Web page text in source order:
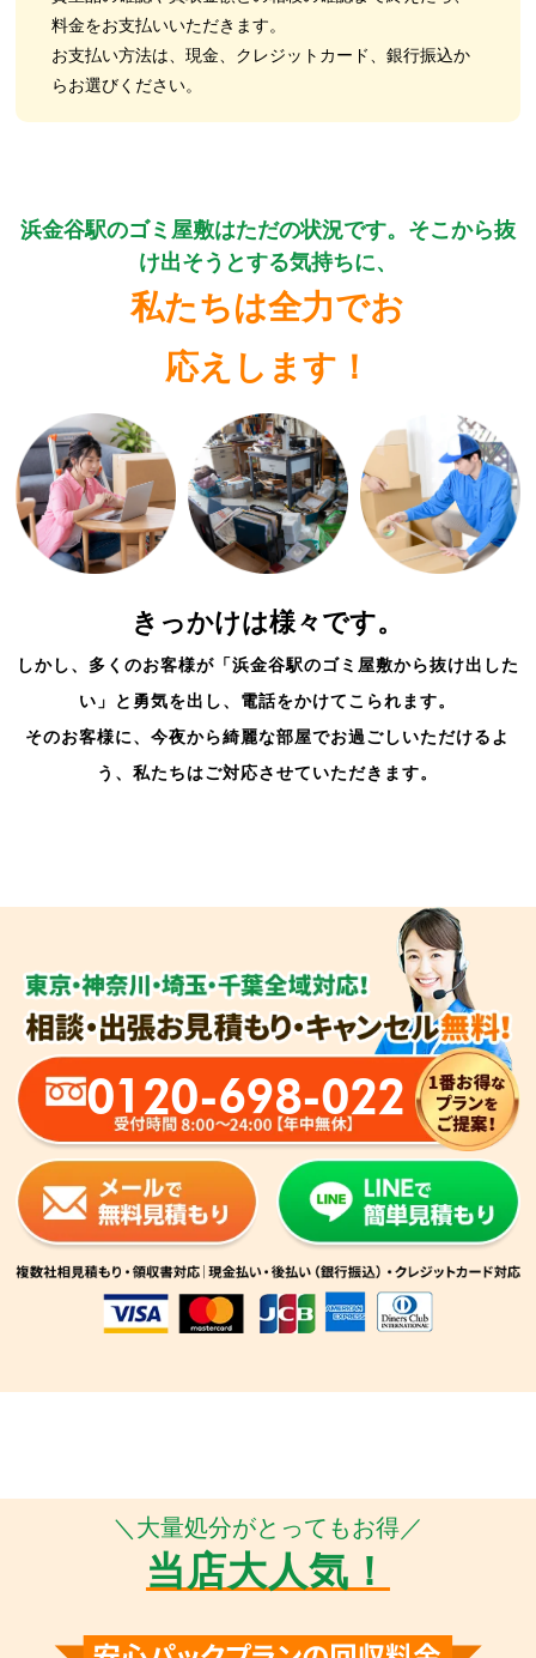
料金をお支払いいただきます。
お支払い方法は、現金、クレジットカード、銀行振込か
らお選びください。
浜金谷駅のゴミ屋敷はただの状況です。そこから抜
け出そうとする気持ちに、
私たちは全力でお
応えします！
きっかけは様々です。
しかし、多くのお客様が「浜金谷駅のゴミ屋敷から抜け出した
い」と勇気を出し、電話をかけてこられます。
そのお客様に、今夜から綺麗な部屋でお過ごしいただけるよ
う、私たちはご対応させていただきます。
0120-698-022
＼大量処分がとってもお得／
当店大人気！